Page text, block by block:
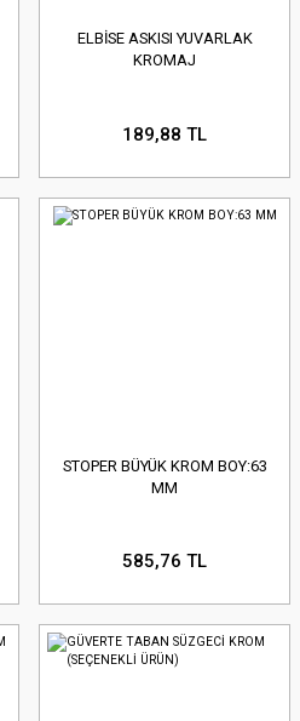
ELBİSE ASKISI YUVARLAK
KROMAJ
189,88 TL
STOPER BÜYÜK KROM BOY:63
MM
585,76 TL